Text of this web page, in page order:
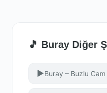
🎵 Buray Diğer
▶Buray – Buzlu Cam